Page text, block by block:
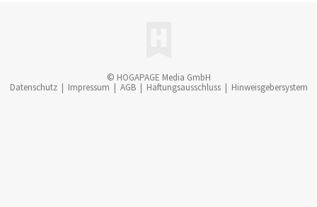
© HOGAPAGE Media GmbH
Datenschutz | Impressum | AGB | Haftungsausschluss | Hinweisgebersystem